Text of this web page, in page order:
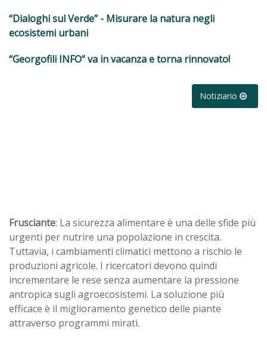
“Dialoghi sul Verde” - Misurare la natura negli
ecosistemi urbani
“Georgofili INFO” va in vacanza e torna rinnovato!
Notiziario
Frusciante: La sicurezza alimentare è una delle sfide più
urgenti per nutrire una popolazione in crescita.
Tuttavia, i cambiamenti climatici mettono a rischio le
produzioni agricole. I ricercatori devono quindi
incrementare le rese senza aumentare la pressione
antropica sugli agroecosistemi. La soluzione più
efficace è il miglioramento genetico delle piante
attraverso programmi mirati.